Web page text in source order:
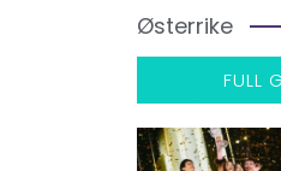
Østerrike
FULL